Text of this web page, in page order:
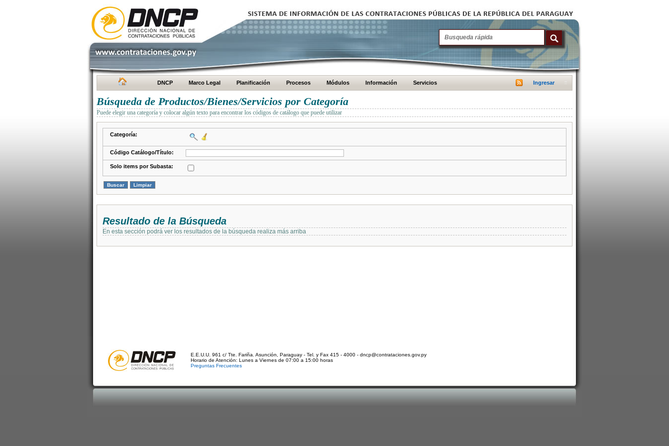
DNCP Marco Legal Planificación Procesos Módulos Información Servicios Ingresar
Búsqueda de Productos/Bienes/Servicios por Categoría
Puede elegir una categoría y colocar algún texto para encontrar los códigos de catálogo que puede utilizar
Categoría:
Código Catálogo/Título:
Solo items por Subasta:
Resultado de la Búsqueda
En esta sección podrá ver los resultados de la búsqueda realiza más arriba
E.E.U.U. 961 c/ Tte. Fariña. Asunción, Paraguay - Tel. y Fax 415 - 4000 - dncp@contrataciones.gov.py
Horario de Atención: Lunes a Viernes de 07:00 a 15:00 horas
Preguntas Frecuentes